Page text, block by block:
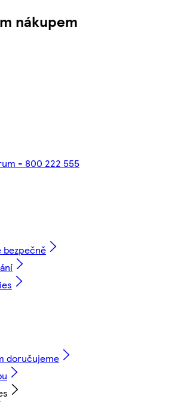
nákupem
- 800 222 555
bezpečně
doručujeme